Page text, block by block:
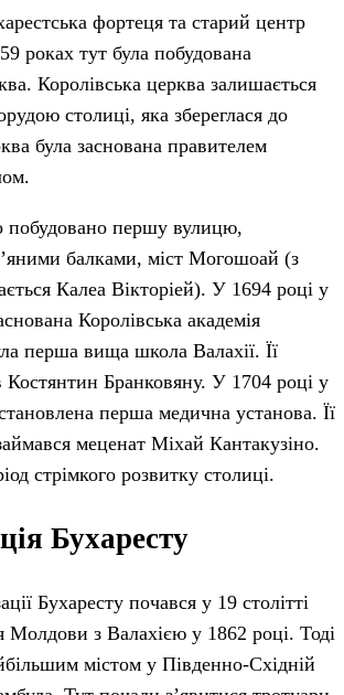
фортеця та старий центр
роках тут була побудована
Королівська церква залишається
столиці, яка збереглася до
була заснована правителем
побудовано першу вулицю,
балками, міст Могошоай (з
Калеа Вікторіей). У 1694 році у
Королівська академія
перша вища школа Валахії. Її
Костянтин Бранковяну. У 1704 році у
перша медична установа. Її
меценат Міхай Кантакузіно.
стрімкого розвитку столиці.
Бухаресту
Бухаресту почався у 19 столітті
Молдови з Валахією у 1862 році. Тоді
містом у Південно-Східній